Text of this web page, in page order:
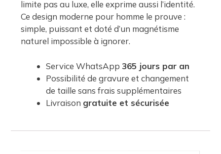
limite pas au luxe, elle exprime aussi l’identité.
Ce design moderne pour homme le prouve :
simple, puissant et doté d’un magnétisme
naturel impossible à ignorer.
Service WhatsApp365 jours par an
Possibilité de gravure et changement
de taille sans frais supplémentaires
Livraison gratuite et sécurisée